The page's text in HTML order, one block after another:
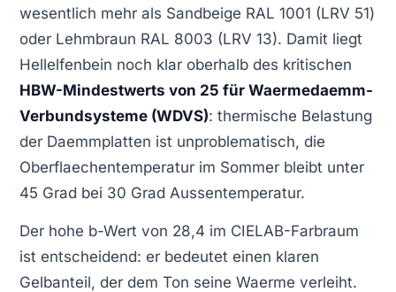
wesentlich mehr als Sandbeige RAL 1001 (LRV 51)
oder Lehmbraun RAL 8003 (LRV 13). Damit liegt
Hellelfenbein noch klar oberhalb des kritischen
HBW-Mindestwerts von 25 für Waermedaemm-
Verbundsysteme (WDVS): thermische Belastung
der Daemmplatten ist unproblematisch, die
Oberflaechentemperatur im Sommer bleibt unter
45 Grad bei 30 Grad Aussentemperatur.
Der hohe b-Wert von 28,4 im CIELAB-Farbraum
ist entscheidend: er bedeutet einen klaren
Gelbanteil, der dem Ton seine Waerme verleiht.